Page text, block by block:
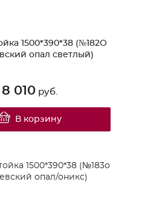
1500*390*38 (№182О
опал светлый)
8 010 руб.
В корзину